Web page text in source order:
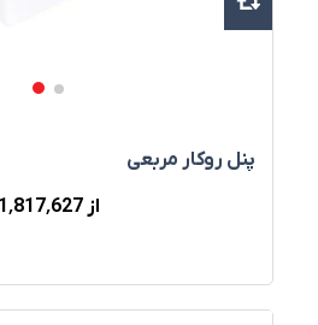
پنل روکار مربعی
از 1٬817٬627